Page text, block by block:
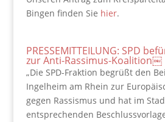
Bingen finden Sie hier.
PRESSEMITTEILUNG: SPD
zur Anti-Rassimus-Koalition￼
„Die SPD-Fraktion begrüßt den
Ingelheim am Rhein zur
gegen Rassismus und hat im
entsprechenden